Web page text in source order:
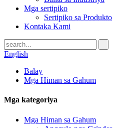
Mga sertipiko
Sertipiko sa Produkto
Kontaka Kami
English
Balay
Mga Himan sa Gahum
Mga kategoriya
Mga Himan sa Gahum